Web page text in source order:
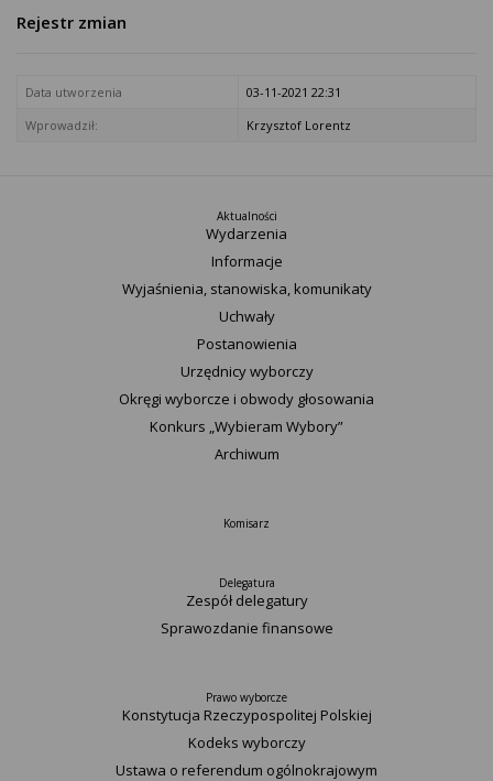
Rejestr zmian
Data utworzenia
03-11-2021 22:31
Wprowadził:
Krzysztof Lorentz
Aktualności
Wydarzenia
Informacje
Wyjaśnienia, stanowiska, komunikaty
Uchwały
Postanowienia
Urzędnicy wyborczy
Okręgi wyborcze i obwody głosowania
Konkurs „Wybieram Wybory”
Archiwum
Komisarz
Delegatura
Zespół delegatury
Sprawozdanie finansowe
Prawo wyborcze
Konstytucja Rzeczypospolitej Polskiej​
Kodeks wyborczy
Ustawa o referendum ogólnokrajowym